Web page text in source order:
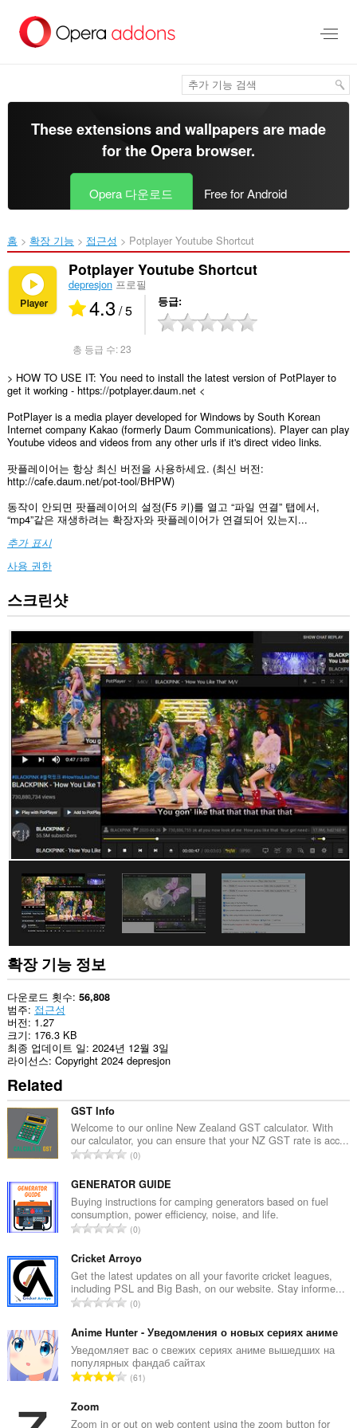
건
These extensions and wallpapers are made
for theOpera browser.
Opera 다운로드 Free for Android
홈 확장 기능 접근성 Potplayer Youtube Shortcut‎
Potplayer Youtube Shortcut
depresjon프로필
4.3 / 5 등급
총 등급 수:23
> HOW TO USE IT: You need to install the latest version of PotPlayer to
get it working - https://potplayer.daum.net <
PotPlayer is a media player developed for Windows by South Korean
Internet company Kakao (formerly Daum Communications). Player can play
Youtube videos and videos from any other urls if it's direct video links.
팟플레이어는 항상 최신 버전을 사용하세요. (최신 버전:
http://cafe.daum.net/pot-tool/BHPW)
동작이 안되면 팟플레이어의 설정(F5 키)를 열고 “파일 연결” 탭에서,
“mp4”같은 재생하려는 확장자와 팟플레이어가 연결되어 있는지...
추가 표시
사용 권한
이
확
능
은
모
든
웹
사
이
트
의
데
이
터
에
액
세
스
스크린샷
확장 기능 정보
다운로드 횟수 56,808
범주 접근성
버전 1.27
크기 176.3 KB
최종 업데이트 일 2024년 12월 3일
라이선스 Copyright 2024 depresjon
Related
GST Info
Welcome to our online New Zealand GST calculator. With
our calculator, you can ensure that your NZ GST rate is acc...
총
급
수
:
0
GENERATOR GUIDE
Buying instructions for camping generators based on fuel
consumption, power efficiency, noise, and life.
총
급
수
:
0
Cricket Arroyo
Get the latest updates on all your favorite cricket leagues,
including PSL and Big Bash, on our website. Stay informe...
총
급
수
:
0
Anime Hunter - Уведомления о новых сериях аниме
Уведомляет вас о свежих сериях аниме вышедших на
популярных фандаб сайтах
총
수
61
Zoom
Zoom in or out on web content using the zoom button for